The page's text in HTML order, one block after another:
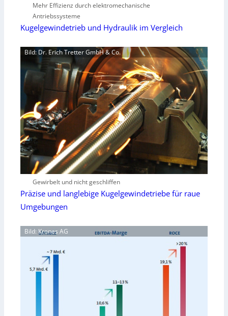
Mehr Effizienz durch elektromechanische
Antriebssysteme
Kugelgewindetrieb und Hydraulik im Vergleich
Bild: Dr. Erich Tretter GmbH & Co.
Gewirbelt und nicht geschliffen
Präzise und langlebige Kugelgewindetriebe für raue
Umgebungen
Bild: Krones AG